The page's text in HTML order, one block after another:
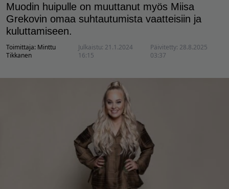
Muodin huipulle on muuttanut myös Miisa
Grekovin omaa suhtautumista vaatteisiin ja
kuluttamiseen.
Toimittaja: Minttu
Tikkanen
Julkaistu: 21.1.2024
16:15
Päivitetty: 28.8.2025
03:37